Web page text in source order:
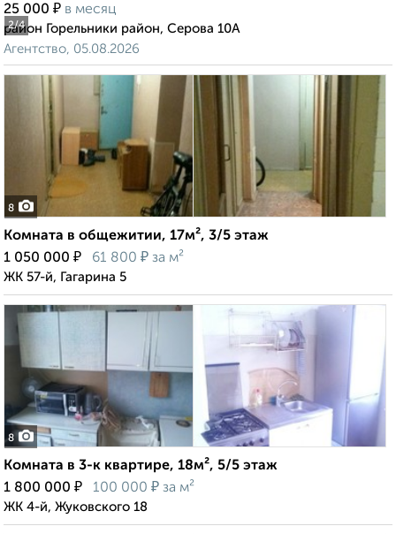
2/4
25 000 ₽ в месяц
район Горельники район, Серова 10А
Агентство, 05.08.2026
8
Комната в общежитии, 17м², 3/5 этаж
1 050 000 ₽ 61 800 ₽ за м²
ЖК 57-й, Гагарина 5
8
Комната в 3-к квартире, 18м², 5/5 этаж
1 800 000 ₽ 100 000 ₽ за м²
ЖК 4-й, Жуковского 18